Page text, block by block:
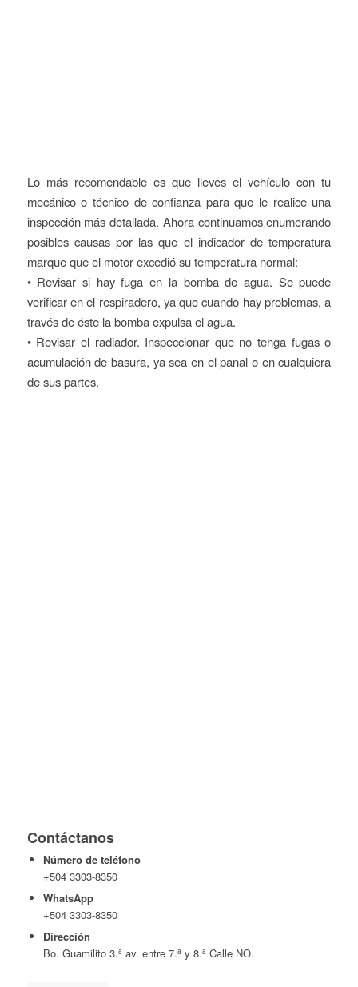
Lo más recomendable es que lleves el vehículo con tu
mecánico o técnico de confianza para que le realice una
inspección más detallada. Ahora continuamos enumerando
posibles causas por las que el indicador de temperatura
marque que el motor excedió su temperatura normal:
• Revisar si hay fuga en la bomba de agua. Se puede
verificar en el respiradero, ya que cuando hay problemas, a
través de éste la bomba expulsa el agua.
• Revisar el radiador. Inspeccionar que no tenga fugas o
acumulación de basura, ya sea en el panal o en cualquiera
de sus partes.
Contáctanos
Número de teléfono
+504 3303-8350
WhatsApp
+504 3303-8350
Dirección
Bo. Guamilito 3.ª av. entre 7.ª y 8.ª Calle NO.